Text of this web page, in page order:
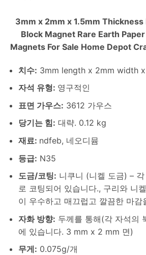
3mm x 2mm x 1.5mm
Block Magnet Rare Earth
Magnets For Sale Home Depot
치수: 3mm length x 2mm width
자석 유형: 영구적인
표면 가우스: 3612 가우스
당기는 힘: 대략. 0.12 kg
재료: ndfeb, 네오디뮴
등급: N35
도금/코팅: 니쿠니 (니켈 도금) –
로 코팅되어 있습니다., 구리와 니
이 우수하고 매끄럽고 깔끔한 마감
자화 방향: 두께를 통해(각 자석의
에 있습니다. 3 mm x 2 mm 면)
무게: 0.075g/개